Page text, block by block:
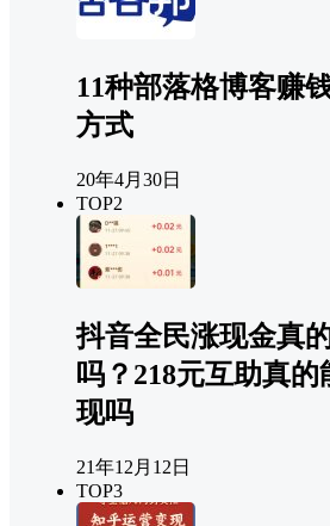
11种部落格博客赚
方式
20年4月30日
TOP2
抖音全民涨现金真
吗？218元互助真的
现吗
21年12月12日
TOP3